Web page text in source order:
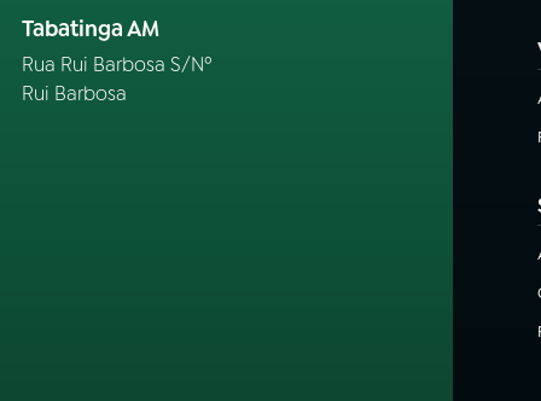
Tabatinga AM
Rua Rui Barbosa S/Nº
Rui Barbosa